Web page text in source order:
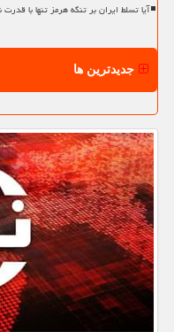
آیا تسلط ایران بر تنگه هرمز تنها با
جدیدترین ها